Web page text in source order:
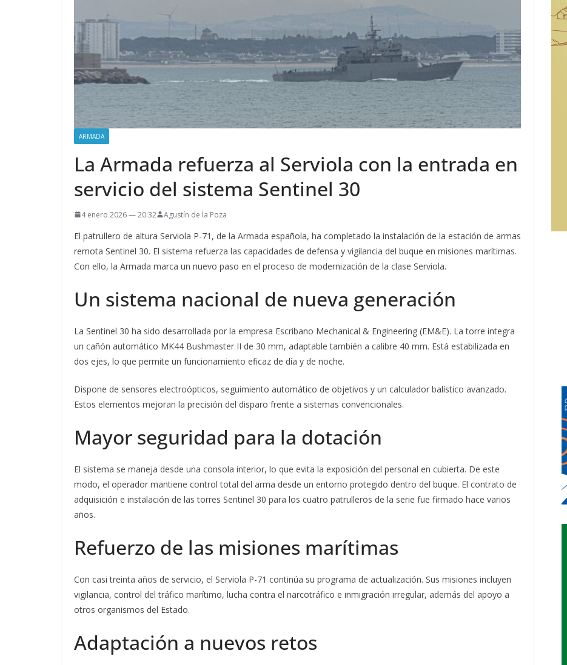
ARMADA
La Armada refuerza al Serviola con la entrada en
servicio del sistema Sentinel 30
4 enero 2026 — 20:32 Agustín de la Poza
El patrullero de altura Serviola P-71, de la Armada española, ha completado la instalación de la estación de armas
remota Sentinel 30. El sistema refuerza las capacidades de defensa y vigilancia del buque en misiones marítimas.
Con ello, la Armada marca un nuevo paso en el proceso de modernización de la clase Serviola.
Un sistema nacional de nueva generación
La Sentinel 30 ha sido desarrollada por la empresa Escribano Mechanical & Engineering (EM&E). La torre integra
un cañón automático MK44 Bushmaster II de 30 mm, adaptable también a calibre 40 mm. Está estabilizada en
dos ejes, lo que permite un funcionamiento eficaz de día y de noche.
Dispone de sensores electroópticos, seguimiento automático de objetivos y un calculador balístico avanzado.
Estos elementos mejoran la precisión del disparo frente a sistemas convencionales.
Mayor seguridad para la dotación
El sistema se maneja desde una consola interior, lo que evita la exposición del personal en cubierta. De este
modo, el operador mantiene control total del arma desde un entorno protegido dentro del buque. El contrato de
adquisición e instalación de las torres Sentinel 30 para los cuatro patrulleros de la serie fue firmado hace varios
años.
Refuerzo de las misiones marítimas
Con casi treinta años de servicio, el Serviola P-71 continúa su programa de actualización. Sus misiones incluyen
vigilancia, control del tráfico marítimo, lucha contra el narcotráfico e inmigración irregular, además del apoyo a
otros organismos del Estado.
Adaptación a nuevos retos